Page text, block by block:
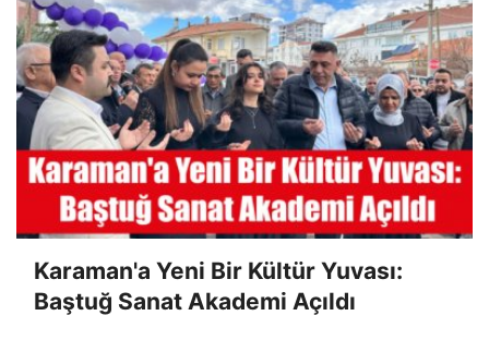
Karaman'a Yeni Bir Kültür Yuvası:
Baştuğ Sanat Akademi Açıldı